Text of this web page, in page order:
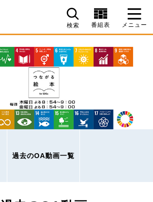
検索 番組表 メニュー
過去のOA動画一覧